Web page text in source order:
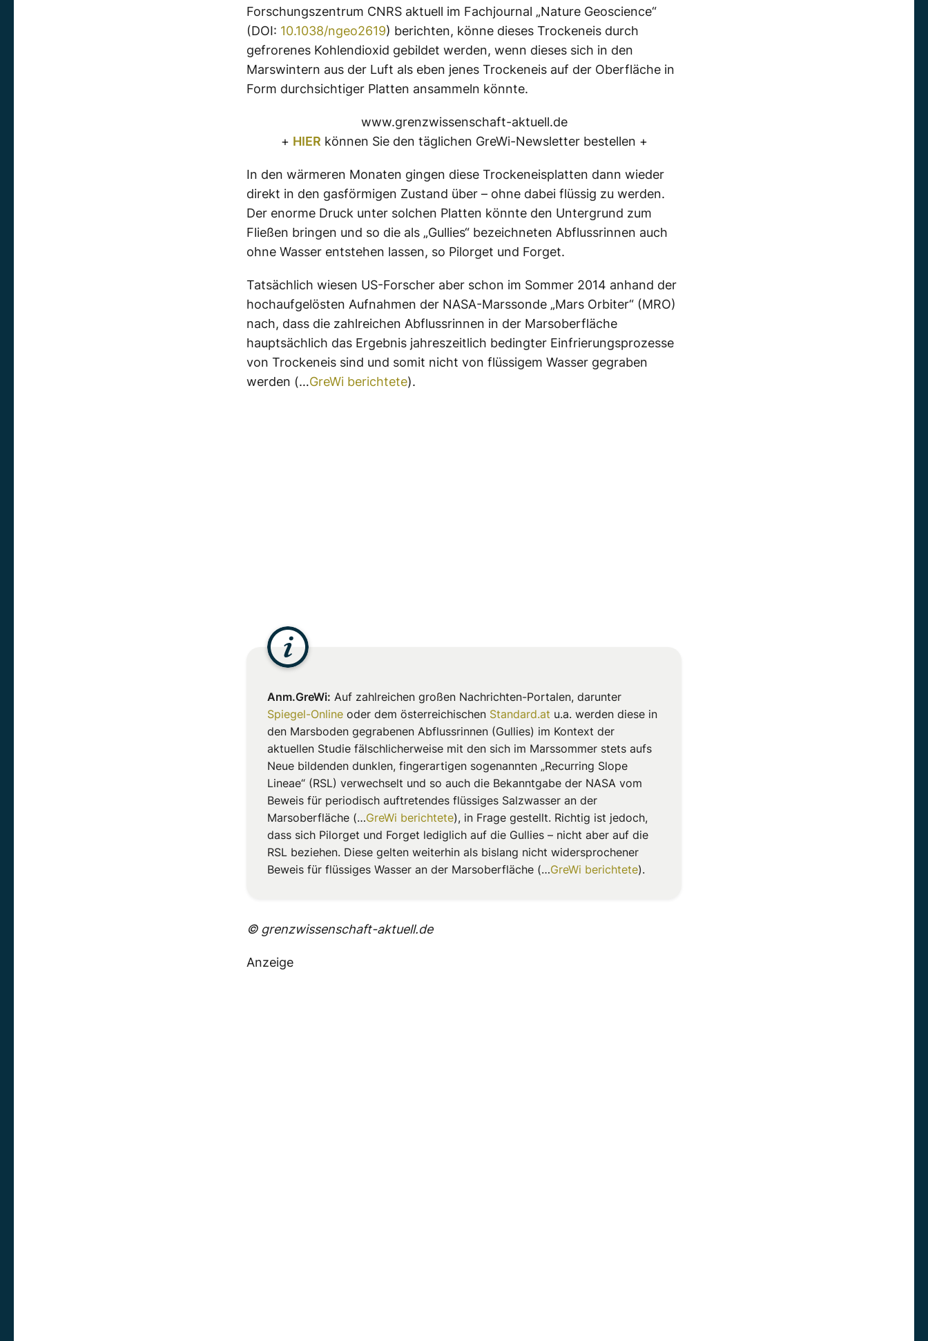
Forschungszentrum CNRS aktuell im Fachjournal „Nature Geoscience“
(DOI: 10.1038/ngeo2619) berichten, könne dieses Trockeneis durch
gefrorenes Kohlendioxid gebildet werden, wenn dieses sich in den
Marswintern aus der Luft als eben jenes Trockeneis auf der Oberfläche in
Form durchsichtiger Platten ansammeln könnte.
www.grenzwissenschaft-aktuell.de
+ HIER können Sie den täglichen GreWi-Newsletter bestellen +
In den wärmeren Monaten gingen diese Trockeneisplatten dann wieder
direkt in den gasförmigen Zustand über – ohne dabei flüssig zu werden.
Der enorme Druck unter solchen Platten könnte den Untergrund zum
Fließen bringen und so die als „Gullies“ bezeichneten Abflussrinnen auch
ohne Wasser entstehen lassen, so Pilorget und Forget.
Tatsächlich wiesen US-Forscher aber schon im Sommer 2014 anhand der
hochaufgelösten Aufnahmen der NASA-Marssonde „Mars Orbiter“ (MRO)
nach, dass die zahlreichen Abflussrinnen in der Marsoberfläche
hauptsächlich das Ergebnis jahreszeitlich bedingter Einfrierungsprozesse
von Trockeneis sind und somit nicht von flüssigem Wasser gegraben
werden (…GreWi berichtete).
Anm.GreWi: Auf zahlreichen großen Nachrichten-Portalen, darunter
Spiegel-Online oder dem österreichischen Standard.at u.a. werden diese in
den Marsboden gegrabenen Abflussrinnen (Gullies) im Kontext der
aktuellen Studie fälschlicherweise mit den sich im Marssommer stets aufs
Neue bildenden dunklen, fingerartigen sogenannten „Recurring Slope
Lineae“ (RSL) verwechselt und so auch die Bekanntgabe der NASA vom
Beweis für periodisch auftretendes flüssiges Salzwasser an der
Marsoberfläche (…GreWi berichtete), in Frage gestellt. Richtig ist jedoch,
dass sich Pilorget und Forget lediglich auf die Gullies – nicht aber auf die
RSL beziehen. Diese gelten weiterhin als bislang nicht widersprochener
Beweis für flüssiges Wasser an der Marsoberfläche (…GreWi berichtete).
© grenzwissenschaft-aktuell.de
Anzeige